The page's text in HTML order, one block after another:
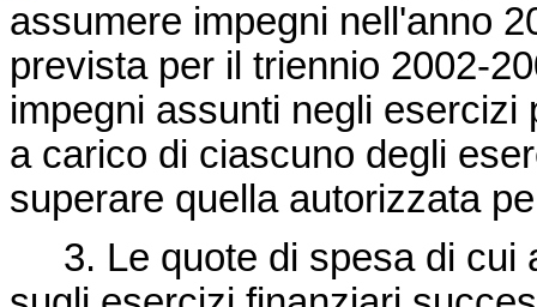
assumere impegni nell'anno
prevista per il triennio 2002-
impegni assunti negli
a carico di ciascuno degli
superare quella autorizzata
3. Le quote di spesa di cui